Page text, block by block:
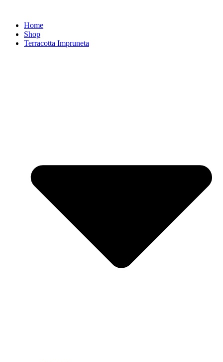
springenHome
Shop
Terracotta Impruneta